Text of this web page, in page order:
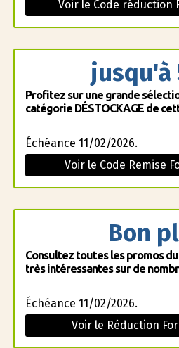
Voir le Code réduction
jusqu'à
Profitez sur une grande
catégorie DÉSTOCKAGE de
Échéance 11/02/2026.
Voir le Code Remise
Bon
Consultez toutes les promos
très intéressantes sur de
Échéance 11/02/2026.
Voir le Réduction